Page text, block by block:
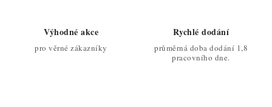
Výhodné akce
pro věrné zákazníky
Rychlé dodání
průměrná doba dodání 1,8
pracovního dne.